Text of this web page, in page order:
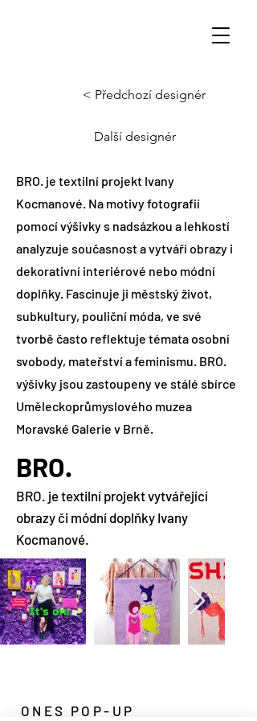
< Předchozí designér
Další designér
BRO. je textilní projekt Ivany
Kocmanové. Na motivy fotografií
pomocí výšivky s nadsázkou a lehkostí
analyzuje současnost a vytváří obrazy i
dekorativní interiérové nebo módní
doplňky. Fascinuje ji městský život,
subkultury, pouliční móda, ve své
tvorbě často reflektuje témata osobní
svobody, mateřství a feminismu. BRO.
výšivky jsou zastoupeny ve stálé sbírce
Uměleckoprůmyslového muzea
Moravské Galerie v Brně.
BRO.
BRO. je textilní projekt vytvářející
obrazy či módní doplňky Ivany
Kocmanové.
ONES POP-UP